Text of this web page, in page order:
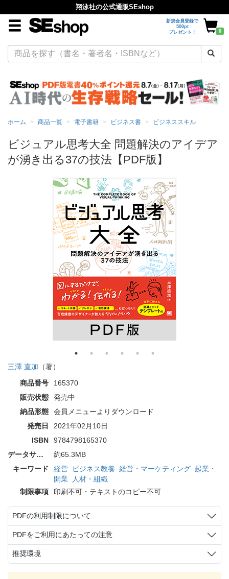
翔泳社の公式通販SEshop
新規会員登録で
500pt
プレゼント！
0
ホーム 商品一覧 電子書籍 ビジネス書 ビジネススキル
ビジュアル思考大全 問題解決のアイデア
が湧き出る37の技法【PDF版】
三澤 直加 （著）
商品番号
165370
販売状態
発売中
納品形態
会員メニューよりダウンロード
発売日
2021年02月10日
ISBN
9784798165370
データサイズ
約65.3MB
キーワード
経営 ビジネス教養 経営・マーケティング 起業・
開業
人材・組織
制限事項
印刷不可・テキストのコピー不可
PDFの利用制限について
PDFをご利用にあたっての注意
推奨環境